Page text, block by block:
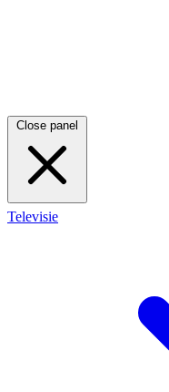
Close panel
Televisie